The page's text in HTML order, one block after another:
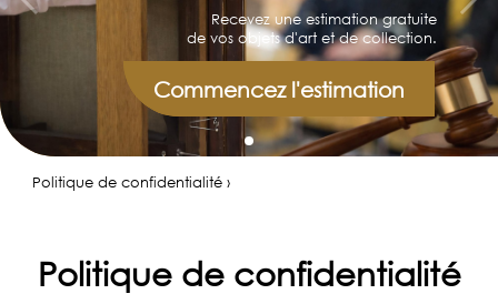
Recevez une estimation gratuite
de vos objets d'art et de collection.
Commencez l'estimation
Politique de confidentialité ›
Politique de confidentialité